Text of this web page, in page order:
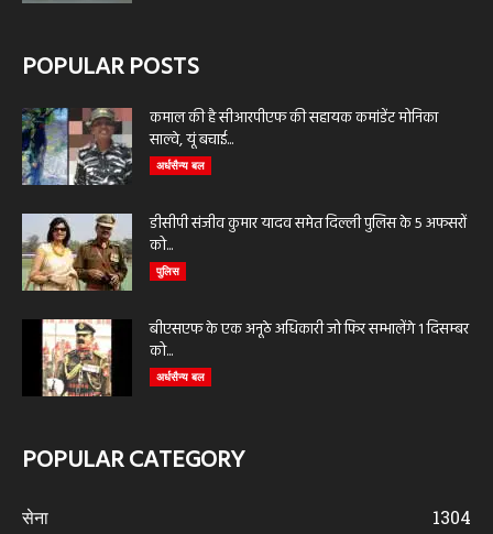
POPULAR POSTS
कमाल की है सीआरपीएफ की सहायक कमांडेंट मोनिका
साल्वे, यूं बचाई...
अर्धसैन्य बल
डीसीपी संजीव कुमार यादव समेत दिल्ली पुलिस के 5 अफसरों
को...
पुलिस
बीएसएफ के एक अनूठे अधिकारी जो फिर सम्भालेंगे 1 दिसम्बर
को...
अर्धसैन्य बल
POPULAR CATEGORY
सेना
1304